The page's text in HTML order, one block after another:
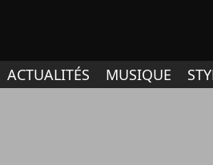
ACTUALITÉS MUSIQUE